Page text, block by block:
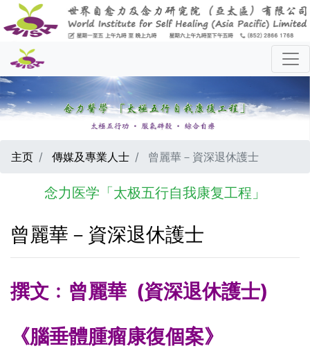
主页 傳媒及專業人士 曾麗華－資深退休護士
念力医学「太极五行自我康复工程」
曾麗華－資深退休護士
撰文﹕曾麗華 (資深退休護士)
《腦垂體腫瘤康復個案》